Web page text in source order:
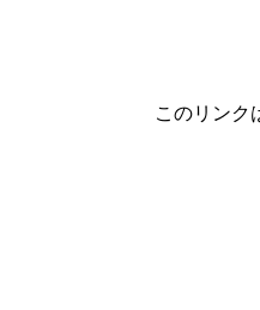
このリンク